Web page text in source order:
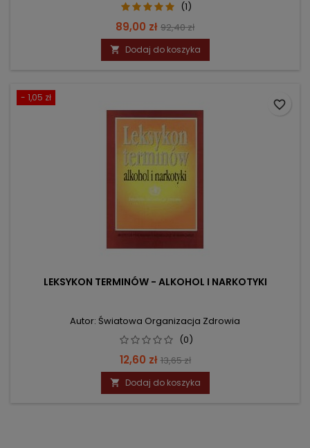
(1)
Cena
89,00 zł Cena
podstawowa
92,40 zł
 Dodaj do koszyka
- 1,05 zł
LEKSYKON TERMINÓW - ALKOHOL I NARKOTYKI
Autor: Światowa Organizacja Zdrowia
(0)
Cena
12,60 zł Cena
podstawowa
13,65 zł
 Dodaj do koszyka
favorite_border